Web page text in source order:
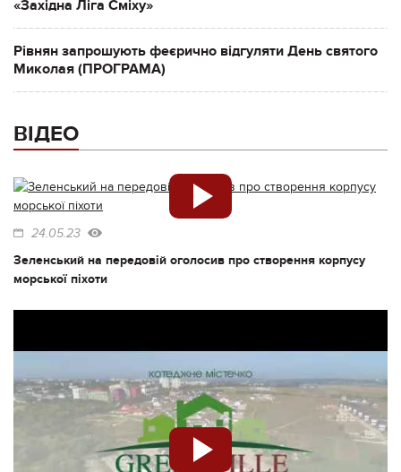
«Західна Ліга Сміху»
Рівнян запрошують феєрично відгуляти День святого
Миколая (ПРОГРАМА)
ВІДЕО
24.05.23
Зеленський на передовій оголосив про створення корпусу
морської піхоти